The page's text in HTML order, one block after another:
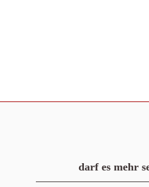
darf es mehr